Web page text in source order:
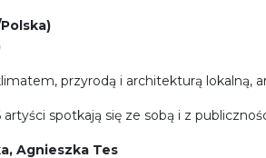
przyrodą i architekturą lokalną,
spotkają się ze sobą i z
Agnieszka Tes